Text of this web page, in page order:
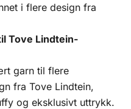
i flere design fra
Tove Lindtein-
garn til flere
fra Tove Lindtein,
og eksklusivt uttrykk.